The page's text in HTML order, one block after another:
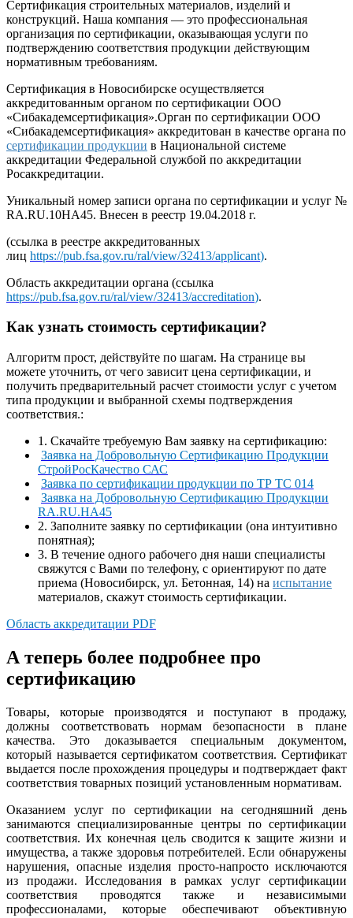
Сертификация строительных материалов, изделий и
конструкций. Наша компания — это профессиональная
организация по сертификации, оказывающая услуги по
подтверждению соответствия продукции действующим
нормативным требованиям.
Сертификация в Новосибирске осуществляется
аккредитованным органом по сертификации ООО
«Сибакадемсертификация».Орган по сертификации ООО
«Сибакадемсертификация» аккредитован в качестве органа по
сертификации продукции в Национальной системе
аккредитации Федеральной службой по аккредитации
Росаккредитации.
Уникальный номер записи органа по сертификации и услуг №
RA.RU.10НА45. Внесен в реестр 19.04.2018 г.
(ссылка в реестре аккредитованных
лиц https://pub.fsa.gov.ru/ral/view/32413/applicant).
Область аккредитации органа (ссылка
https://pub.fsa.gov.ru/ral/view/32413/accreditation).
Как узнать стоимость сертификации?
Алгоритм прост, действуйте по шагам. На странице вы
можете уточнить, от чего зависит цена сертификации, и
получить предварительный расчет стоимости услуг с учетом
типа продукции и выбранной схемы подтверждения
соответствия.:
1. Скачайте требуемую Вам заявку на сертификацию:
Заявка на Добровольную Сертификацию Продукции
СтройРосКачество САС
Заявка по сертификации продукции по ТР ТС 014
Заявка на Добровольную Сертификацию Продукции
RA.RU.НА45
2. Заполните заявку по сертификации (она интуитивно
понятная);
3. В течение одного рабочего дня наши специалисты
свяжутся с Вами по телефону, с ориентируют по дате
приема (Новосибирск, ул. Бетонная, 14) на испытание
материалов, скажут стоимость сертификации.
Область аккредитации PDF
А теперь более подробнее про
сертификацию
Товары, которые производятся и поступают в продажу,
должны соответствовать нормам безопасности в плане
качества. Это доказывается специальным документом,
который называется сертификатом соответствия. Сертификат
выдается после прохождения процедуры и подтверждает факт
соответствия товарных позиций установленным нормативам.
Оказанием услуг по сертификации на сегодняшний день
занимаются специализированные центры по сертификации
соответствия. Их конечная цель сводится к защите жизни и
имущества, а также здоровья потребителей. Если обнаружены
нарушения, опасные изделия просто-напросто исключаются
из продажи. Исследования в рамках услуг сертификации
соответствия проводятся также и независимыми
профессионалами, которые обеспечивают объективную